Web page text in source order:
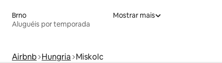
Brno
Aluguéis por temporada
Mostrar mais
Airbnb Hungria Miskolc